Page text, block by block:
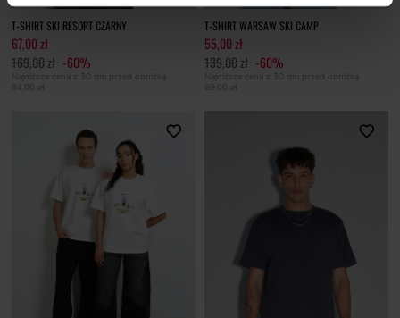
T-SHIRT SKI RESORT CZARNY
67,00 zł
169,00 zł -60%
Najniższa cena z 30 dni przed obniżką
84,00 zł
T-SHIRT WARSAW SKI CAMP
55,00 zł
139,00 zł -60%
69,00 zł